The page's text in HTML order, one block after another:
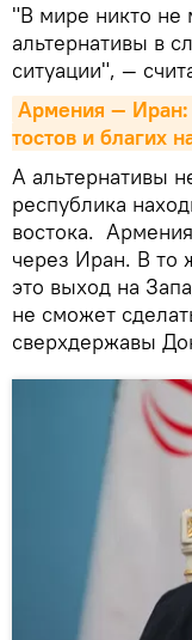
"В мире никто не
альтернативы в
ситуации", —
Армения —
тостов и благих
А альтернативы
республика
востока.
через Иран. В то
это выход на
не сможет
сверхдержавы